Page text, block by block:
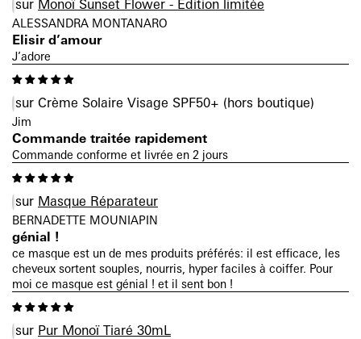
Monoï Sunset Flower - Edition limitée
ALESSANDRA MONTANARO
Elisir d’amour
J’adore
Crème Solaire Visage SPF50+
Jim
Commande traitée rapidement
Commande conforme et livrée en 2 jours
Masque Réparateur
BERNADETTE MOUNIAPIN
génial !
ce masque est un de mes produits préférés: il est efficace, les
cheveux sortent souples, nourris, hyper faciles à coiffer. Pour
moi ce masque est génial ! et il sent bon !
Pur Monoï Tiaré 30mL